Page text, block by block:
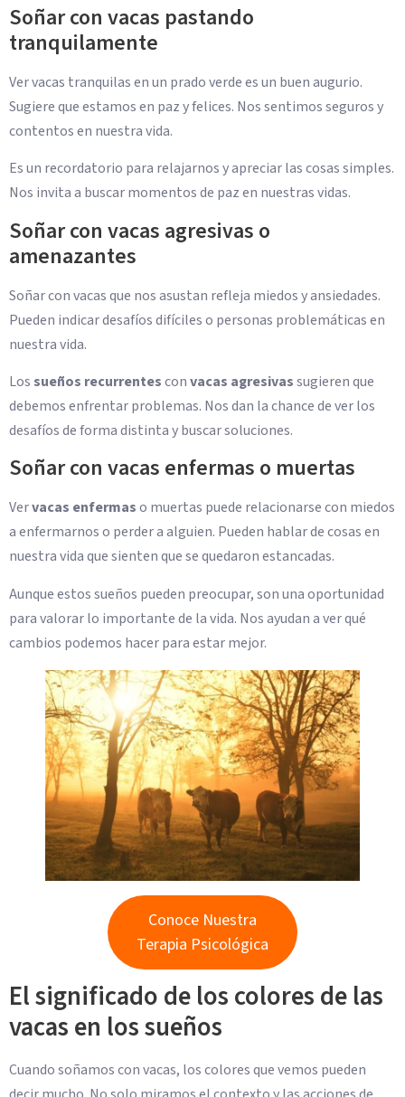
Soñar con vacas pastando
tranquilamente
Ver vacas tranquilas en un prado verde es un buen augurio.
Sugiere que estamos en paz y felices. Nos sentimos seguros y
contentos en nuestra vida.
Es un recordatorio para relajarnos y apreciar las cosas simples.
Nos invita a buscar momentos de paz en nuestras vidas.
Soñar con vacas agresivas o
amenazantes
Soñar con vacas que nos asustan refleja miedos y ansiedades.
Pueden indicar desafíos difíciles o personas problemáticas en
nuestra vida.
Lossueños recurrentesconvacas agresivassugieren que
debemos enfrentar problemas. Nos dan la chance de ver los
desafíos de forma distinta y buscar soluciones.
Soñar con vacas enfermas o muertas
Vervacas enfermaso muertas puede relacionarse con miedos
a enfermarnos o perder a alguien. Pueden hablar de cosas en
nuestra vida que sienten que se quedaron estancadas.
Aunque estos sueños pueden preocupar, son una oportunidad
para valorar lo importante de la vida. Nos ayudan a ver qué
cambios podemos hacer para estar mejor.
Conoce Nuestra
Terapia Psicológica
El significado de los colores de las
vacas en los sueños
Cuando soñamos con vacas, los colores que vemos pueden